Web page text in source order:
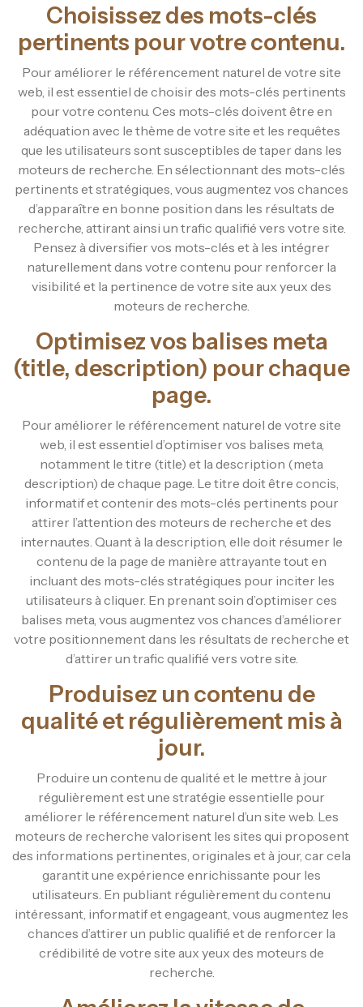
Choisissez des mots-clés
pertinents pour votre contenu.
Pour améliorer le référencement naturel de votre site
web, il est essentiel de choisir des mots-clés pertinents
pour votre contenu. Ces mots-clés doivent être en
adéquation avec le thème de votre site et les requêtes
que les utilisateurs sont susceptibles de taper dans les
moteurs de recherche. En sélectionnant des mots-clés
pertinents et stratégiques, vous augmentez vos chances
d’apparaître en bonne position dans les résultats de
recherche, attirant ainsi un trafic qualifié vers votre site.
Pensez à diversifier vos mots-clés et à les intégrer
naturellement dans votre contenu pour renforcer la
visibilité et la pertinence de votre site aux yeux des
moteurs de recherche.
Optimisez vos balises meta
(title, description) pour chaque
page.
Pour améliorer le référencement naturel de votre site
web, il est essentiel d’optimiser vos balises meta,
notamment le titre (title) et la description (meta
description) de chaque page. Le titre doit être concis,
informatif et contenir des mots-clés pertinents pour
attirer l’attention des moteurs de recherche et des
internautes. Quant à la description, elle doit résumer le
contenu de la page de manière attrayante tout en
incluant des mots-clés stratégiques pour inciter les
utilisateurs à cliquer. En prenant soin d’optimiser ces
balises meta, vous augmentez vos chances d’améliorer
votre positionnement dans les résultats de recherche et
d’attirer un trafic qualifié vers votre site.
Produisez un contenu de
qualité et régulièrement mis à
jour.
Produire un contenu de qualité et le mettre à jour
régulièrement est une stratégie essentielle pour
améliorer le référencement naturel d’un site web. Les
moteurs de recherche valorisent les sites qui proposent
des informations pertinentes, originales et à jour, car cela
garantit une expérience enrichissante pour les
utilisateurs. En publiant régulièrement du contenu
intéressant, informatif et engageant, vous augmentez les
chances d’attirer un public qualifié et de renforcer la
crédibilité de votre site aux yeux des moteurs de
recherche.